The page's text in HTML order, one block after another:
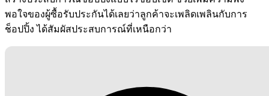
พอใจของผู้ซื้อรับประกันได้เลยว่าลูกค้าจะเพลิดเพลินกับการ
ช็อปปิ้ง ได้สัมผัสประสบการณ์ที่เหนือกว่า